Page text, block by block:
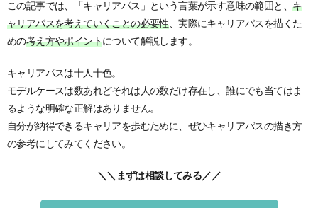
この記事では、「キャリアパス」という言葉が示す意味の範囲と、 キ
ャリアパスを考えていくことの必要性、実際にキャリアパスを描くた
めの考え方やポイントについて解説します。
キャリアパスは十人十色。
モデルケースは数あれどそれは人の数だけ存在し、誰にでも当てはま
るような明確な正解はありません。
自分が納得できるキャリアを歩むために、ぜひキャリアパスの描き方
の参考にしてみてください。
＼＼まずは相談してみる／／